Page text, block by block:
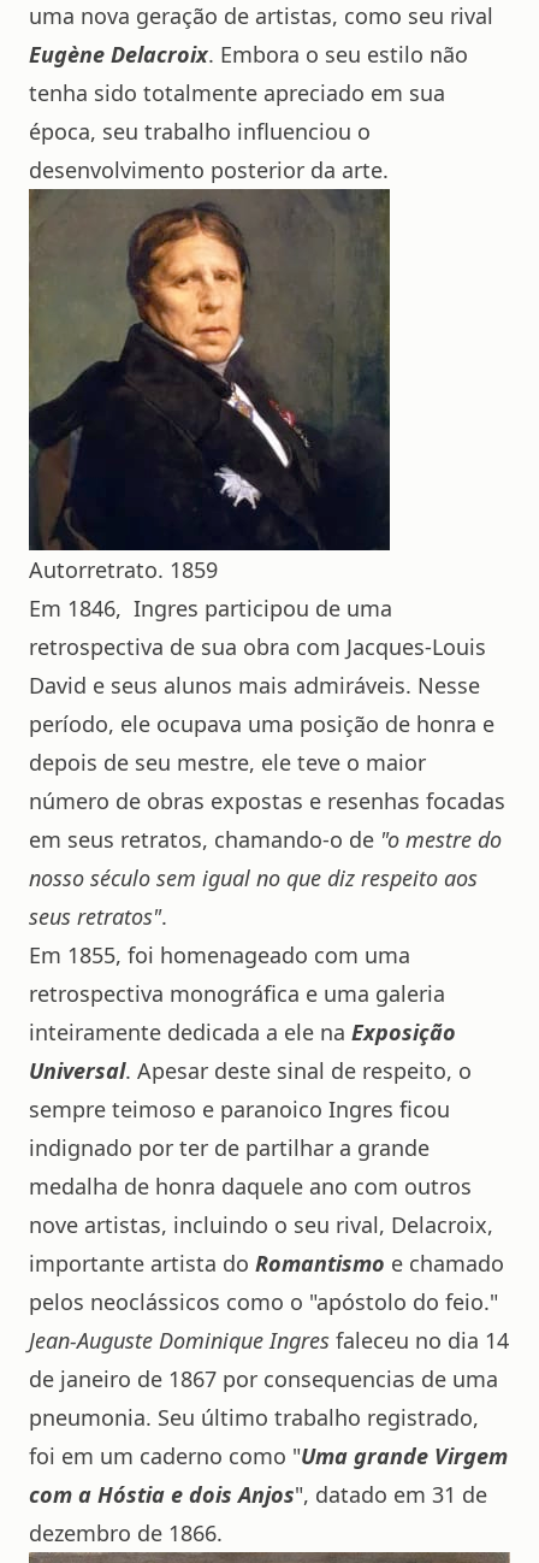
uma nova geração de artistas, como seu rival
Eugène Delacroix. Embora o seu estilo não
tenha sido totalmente apreciado em sua
época, seu trabalho influenciou o
desenvolvimento posterior da arte.
Autorretrato. 1859
Em 1846, Ingres participou de uma
retrospectiva de sua obra com Jacques-Louis
David e seus alunos mais admiráveis. Nesse
período, ele ocupava uma posição de honra e
depois de seu mestre, ele teve o maior
número de obras expostas e resenhas focadas
em seus retratos, chamando-o de "o mestre do
nosso século sem igual no que diz respeito aos
seus retratos".
Em 1855, foi homenageado com uma
retrospectiva monográfica e uma galeria
inteiramente dedicada a ele na Exposição
Universal. Apesar deste sinal de respeito, o
sempre teimoso e paranoico Ingres ficou
indignado por ter de partilhar a grande
medalha de honra daquele ano com outros
nove artistas, incluindo o seu rival, Delacroix,
importante artista do Romantismo e chamado
pelos neoclássicos como o "apóstolo do feio."
Jean-Auguste Dominique Ingres faleceu no dia 14
de janeiro de 1867 por consequencias de uma
pneumonia. Seu último trabalho registrado,
foi em um caderno como "Uma grande Virgem
com a Hóstia e dois Anjos", datado em 31 de
dezembro de 1866.